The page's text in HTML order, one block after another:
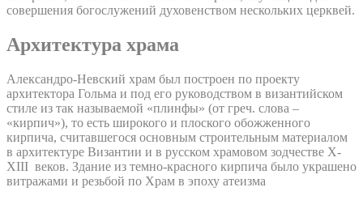
совершения богослужений духовенством нескольких церквей.
Архитектура храма
Александро-Невский храм был построен по проекту
архитектора Гольма и под его руководством в византийском
стиле из так называемой «плинфы» (от греч. слова –
«кирпич»), то есть широкого и плоского обожженного
кирпича, считавшегося основным строительным материалом
в архитектуре Византии и в русском храмовом зодчестве X-
XIII веков. Здание из темно-красного кирпича было украшено
витражами и резьбой по Храм в эпоху атеизма